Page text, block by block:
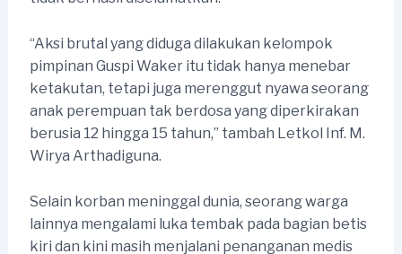
“Aksi brutal yang diduga dilakukan kelompok
pimpinan Guspi Waker itu tidak hanya menebar
ketakutan, tetapi juga merenggut nyawa seorang
anak perempuan tak berdosa yang diperkirakan
berusia 12 hingga 15 tahun,” tambah Letkol Inf. M.
Wirya Arthadiguna.
Selain korban meninggal dunia, seorang warga
lainnya mengalami luka tembak pada bagian betis
kiri dan kini masih menjalani penanganan medis